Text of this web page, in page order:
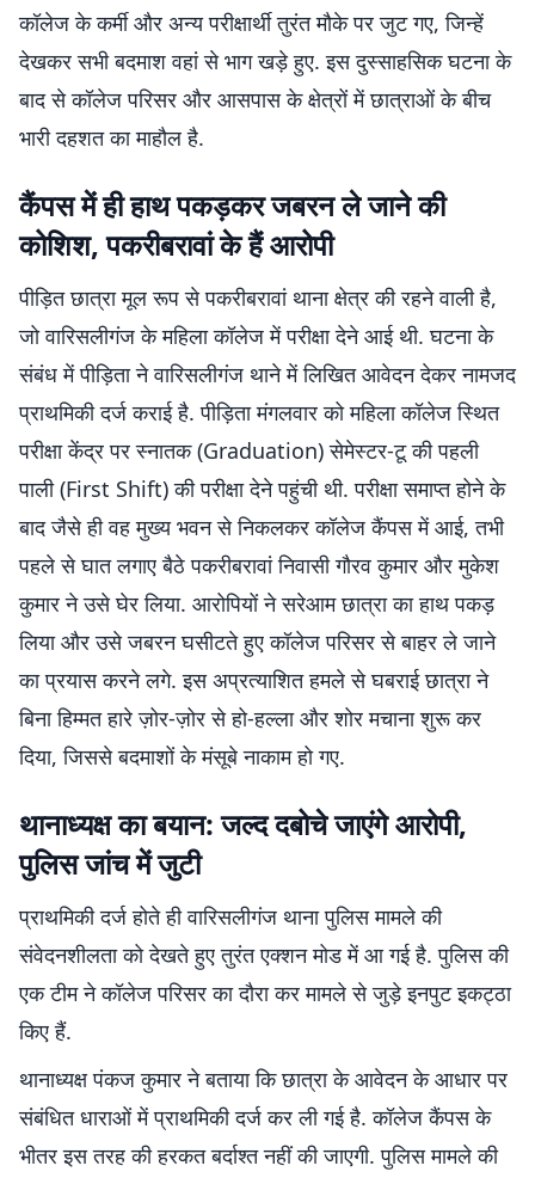
कॉलेज के कर्मी और अन्य परीक्षार्थी तुरंत मौके पर जुट गए, जिन्हें
देखकर सभी बदमाश वहां से भाग खड़े हुए. इस दुस्साहसिक घटना के
बाद से कॉलेज परिसर और आसपास के क्षेत्रों में छात्राओं के बीच
भारी दहशत का माहौल है.
कैंपस में ही हाथ पकड़कर जबरन ले जाने की
कोशिश, पकरीबरावां के हैं आरोपी
पीड़ित छात्रा मूल रूप से पकरीबरावां थाना क्षेत्र की रहने वाली है,
जो वारिसलीगंज के महिला कॉलेज में परीक्षा देने आई थी. घटना के
संबंध में पीड़िता ने वारिसलीगंज थाने में लिखित आवेदन देकर नामजद
प्राथमिकी दर्ज कराई है. पीड़िता मंगलवार को महिला कॉलेज स्थित
परीक्षा केंद्र पर स्नातक (Graduation) सेमेस्टर-टू की पहली
पाली (First Shift) की परीक्षा देने पहुंची थी. परीक्षा समाप्त होने के
बाद जैसे ही वह मुख्य भवन से निकलकर कॉलेज कैंपस में आई, तभी
पहले से घात लगाए बैठे पकरीबरावां निवासी गौरव कुमार और मुकेश
कुमार ने उसे घेर लिया. आरोपियों ने सरेआम छात्रा का हाथ पकड़
लिया और उसे जबरन घसीटते हुए कॉलेज परिसर से बाहर ले जाने
का प्रयास करने लगे. इस अप्रत्याशित हमले से घबराई छात्रा ने
बिना हिम्मत हारे ज़ोर-ज़ोर से हो-हल्ला और शोर मचाना शुरू कर
दिया, जिससे बदमाशों के मंसूबे नाकाम हो गए.
थानाध्यक्ष का बयान: जल्द दबोचे जाएंगे आरोपी,
पुलिस जांच में जुटी
प्राथमिकी दर्ज होते ही वारिसलीगंज थाना पुलिस मामले की
संवेदनशीलता को देखते हुए तुरंत एक्शन मोड में आ गई है. पुलिस की
एक टीम ने कॉलेज परिसर का दौरा कर मामले से जुड़े इनपुट इकट्ठा
किए हैं.
थानाध्यक्ष पंकज कुमार ने बताया कि छात्रा के आवेदन के आधार पर
संबंधित धाराओं में प्राथमिकी दर्ज कर ली गई है. कॉलेज कैंपस के
भीतर इस तरह की हरकत बर्दाश्त नहीं की जाएगी. पुलिस मामले की